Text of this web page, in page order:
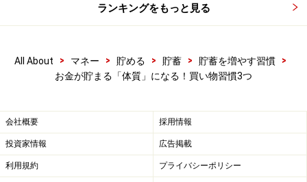
ろな洋服をやみくもに買ってしまいがちです。
ットソー。自宅で洗える素材で、形は……」などと、具体
的にイメージできれば、一緒にリストに書き添えておく
に対してアンテナを張るようになり、余計なものを買わ
なくなるのです。
ランキングをもっと見る
All About > マネー > 貯める > 貯蓄 > 貯蓄を増やす習慣
>
お金が貯まる「体質」になる！買い物習慣3つ
会社概要 採用情報
投資家情報 広告掲載
利用規約 プライバシーポリシー